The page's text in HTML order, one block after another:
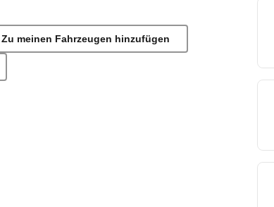
Zu meinen Fahrzeugen hinzufügen